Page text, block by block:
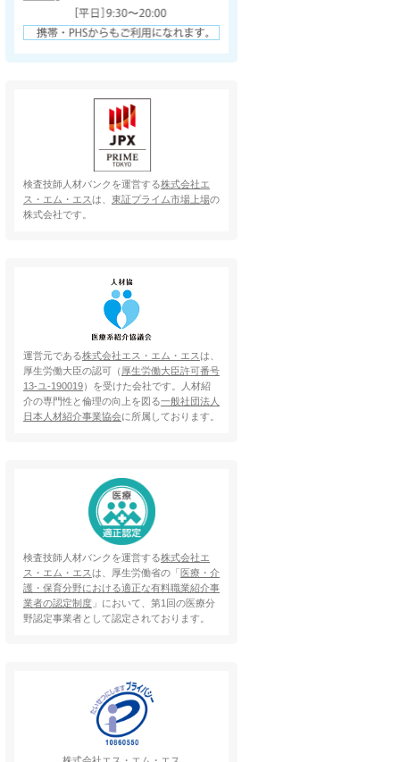
検査技師人材バンクを運営する株式会社エ
ス・エム・エスは、 東証プライム市場上場の
株式会社です。
運営元である株式会社エス・エム・エスは、
厚生労働大臣の認可（ 厚生労働大臣許可番号
13-ユ-190019）を受けた会社です。人材紹
介の専門性と倫理の向上を図る一般社団法人
日本人材紹介事業協会に所属しております。
検査技師人材バンクを運営する株式会社エ
ス・エム・エスは、厚生労働省の「 医療・介
護・保育分野における適正な有料職業紹介事
業者の認定制度」において、第1回の医療分
野認定事業者として認定されております。